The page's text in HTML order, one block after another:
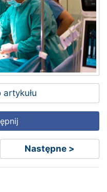
Następne >